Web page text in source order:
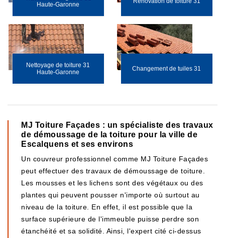
Haute-Garonne
Nettoyage de toiture 31
Haute-Garonne
Changement de tuiles 31
MJ Toiture Façades : un spécialiste des travaux
de démoussage de la toiture pour la ville de
Escalquens et ses environs
Un couvreur professionnel comme MJ Toiture Façades
peut effectuer des travaux de démoussage de toiture.
Les mousses et les lichens sont des végétaux ou des
plantes qui peuvent pousser n'importe où surtout au
niveau de la toiture. En effet, il est possible que la
surface supérieure de l'immeuble puisse perdre son
étanchéité et sa solidité. Ainsi, l'expert cité ci-dessus